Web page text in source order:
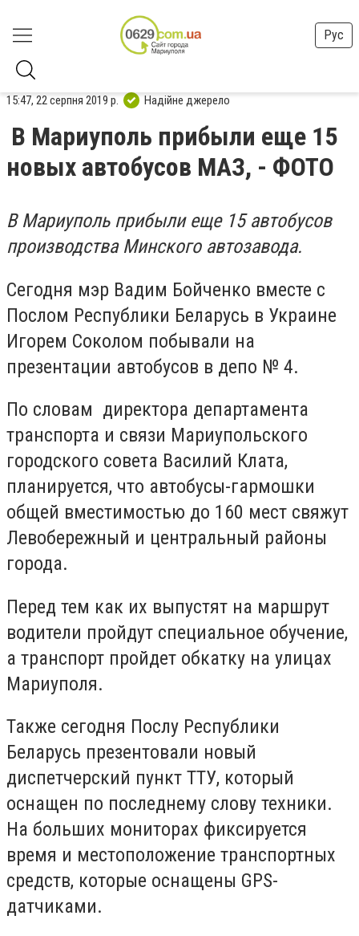
Рус
15:47, 22 серпня 2019 р. Надійне джерело
В Мариуполь прибыли еще 15
новых автобусов МАЗ, - ФОТО
В Мариуполь прибыли еще 15 автобусов
производства Минского автозавода.
Сегодня мэр Вадим Бойченко вместе с
Послом Республики Беларусь в Украине
Игорем Соколом побывали на
презентации автобусов в депо № 4.
По словам директора департамента
транспорта и связи Мариупольского
городского совета Василий Клата,
планируется, что автобусы-гармошки
общей вместимостью до 160 мест свяжут
Левобережный и центральный районы
города.
Перед тем как их выпустят на маршрут
водители пройдут специальное обучение,
а транспорт пройдет обкатку на улицах
Мариуполя.
Также сегодня Послу Республики
Беларусь презентовали новый
диспетчерский пункт ТТУ, который
оснащен по последнему слову техники.
На больших мониторах фиксируется
время и местоположение транспортных
средств, которые оснащены GPS-
датчиками.